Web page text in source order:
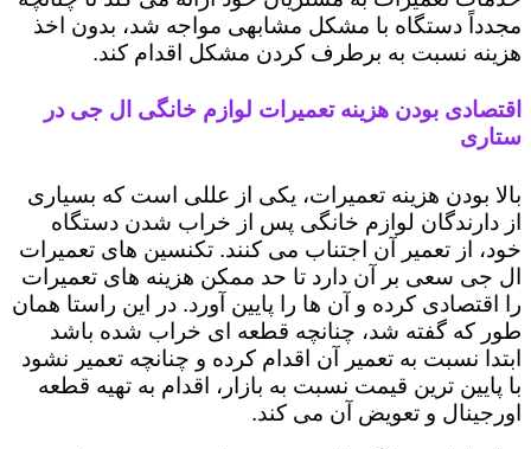
مجدداً دستگاه با مشکل مشابهی مواجه شد، بدون اخذ
هزینه نسبت به برطرف کردن مشکل اقدام کند.
اقتصادی بودن هزینه تعمیرات لوازم خانگی ال جی در
ستاری
بالا بودن هزینه تعمیرات، یکی از عللی است که بسیاری
از دارندگان لوازم خانگی پس از خراب شدن دستگاه
خود، از تعمیر آن اجتناب می کنند. تکنسین های تعمیرات
ال جی سعی بر آن دارد تا حد ممکن هزینه های تعمیرات
را اقتصادی کرده و آن ها را پایین آورد. در این راستا همان
طور که گفته شد، چنانچه قطعه ای خراب شده باشد
ابتدا نسبت به تعمیر آن اقدام کرده و چنانچه تعمیر نشود
با پایین ترین قیمت نسبت به بازار، اقدام به تهیه قطعه
اورجینال و تعویض آن می کند.